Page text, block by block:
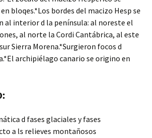
bloqes.*Los bordes del macizo Hesp se
al interior d la península: al noreste el
al norte la Cordi Cantábrica, al este
Sierra Morena.*Surgieron focos d
archipiélago canario se origino en
d fases glaciales y fases
a ls relieves montañosos